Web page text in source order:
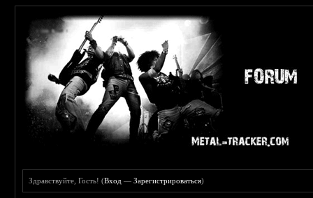
Здравствуйте, Гость! (Вход —Зарегистрироваться)